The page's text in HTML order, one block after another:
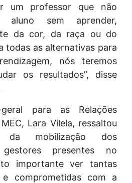
um professor que não
sem aprender,
da cor, da raça ou do
todas as alternativas para
nós teremos
os resultados”, disse
geral para as Relações
Lara Vilela, ressaltou
da mobilização dos
presentes no
importante ver tantas
e comprometidas com a